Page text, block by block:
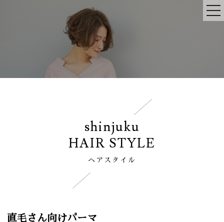
shinjuku
HAIR STYLE
ヘアスタイル
直毛さん向けパーマ